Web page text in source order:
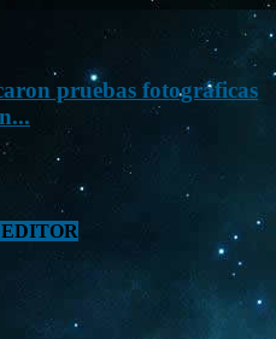
pruebas fotográficas